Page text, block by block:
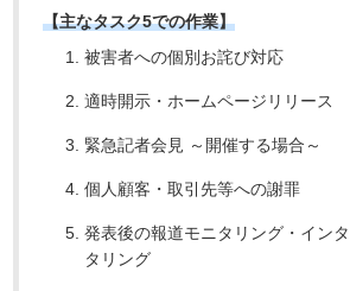
【主なタスク5での作業】
被害者への個別お詫び対応
適時開示・ホームページリリース
緊急記者会見 ～開催する場合～
個人顧客・取引先等への謝罪
発表後の報道モニタリング・イン
タリング